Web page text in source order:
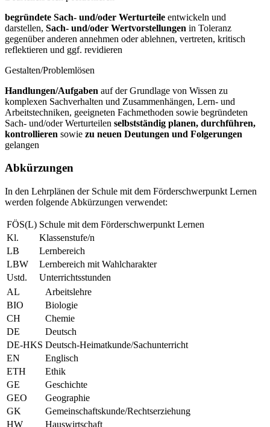
begründete Sach- und/oder Werturteile entwickeln und
darstellen, Sach- und/oder Wertvorstellungen in Toleranz
gegenüber anderen annehmen oder ablehnen, vertreten, kritisch
reflektieren und ggf. revidieren
Gestalten/Problemlösen
Handlungen/Aufgaben auf der Grundlage von Wissen zu
komplexen Sachverhalten und Zusammenhängen, Lern- und
Arbeitstechniken, geeigneten Fachmethoden sowie begründeten
Sach- und/oder Werturteilen selbstständig planen, durchführen,
kontrollieren sowie zu neuen Deutungen und Folgerungen
gelangen
Abkürzungen
In den Lehrplänen der Schule mit dem Förderschwerpunkt Lernen
werden folgende Abkürzungen verwendet:
FÖS(L) Schule mit dem Förderschwerpunkt Lernen
Kl.
Klassenstufe/n
LB
Lernbereich
LBW
Lernbereich mit Wahlcharakter
Ustd.
Unterrichtsstunden
AL
Arbeitslehre
BIO
Biologie
CH
Chemie
DE
Deutsch
DE-HKS Deutsch-Heimatkunde/Sachunterricht
EN
Englisch
ETH
Ethik
GE
Geschichte
GEO
Geographie
GK
Gemeinschaftskunde/Rechtserziehung
HW
Hauswirtschaft